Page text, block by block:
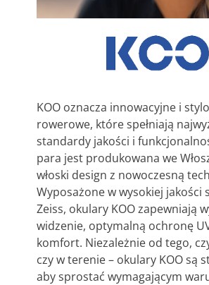
KOO oznacza innowacyjne i
rowerowe, które spełniają
standardy jakości i
para jest produkowana we
włoski design z nowoczesną
Wyposażone w wysokiej jakości
Zeiss, okulary KOO zapewniają
widzenie, optymalną ochronę
komfort. Niezależnie od tego,
czy w terenie – okulary KOO są
aby sprostać wymagającym